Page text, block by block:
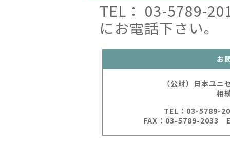
TEL： 03-5789-
にお電話下さい。
お
（公財）日本ユ
相
TEL：03-5789-
FAX：03-5789-2033